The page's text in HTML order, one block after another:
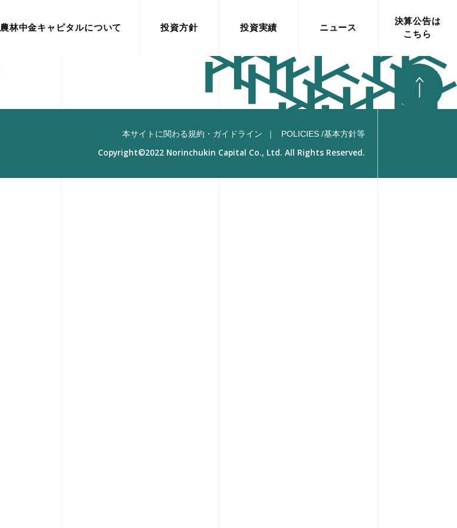
農林中金キ ャ ピタルについて 投資方針 投資実績 ニ ュース
決算公告は
こ ち ら
本サイトに関わる規約・ガイドライン POLICIES /基本方針等
Copyright©2022 Norinchukin Capital Co., Ltd. All Rights Reserved.